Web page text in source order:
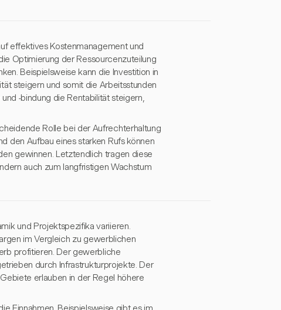
effektives Kostenmanagement und
Optimierung der Ressourcenzuteilung
Beispielsweise kann die Investition in
steigern und somit die Arbeitsstunden
-bindung die Rentabilität steigern,
Rolle bei der Aufrechterhaltung
den Aufbau eines starken Rufs können
gewinnen. Letztendlich tragen diese
auch zum langfristigen Wachstum
und Projektspezifika variieren.
im Vergleich zu gewerblichen
profitieren. Der gewerbliche
durch Infrastrukturprojekte. Der
erlauben in der Regel höhere